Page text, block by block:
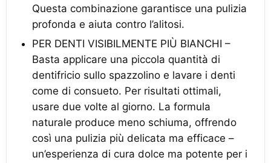
Questa combinazione garantisce una pulizia
profonda e aiuta contro l’alitosi.
PER DENTI VISIBILMENTE PIÙ BIANCHI –
Basta applicare una piccola quantità di
dentifricio sullo spazzolino e lavare i denti
come di consueto. Per risultati ottimali,
usare due volte al giorno. La formula
naturale produce meno schiuma, offrendo
così una pulizia più delicata ma efficace –
un’esperienza di cura dolce ma potente per i